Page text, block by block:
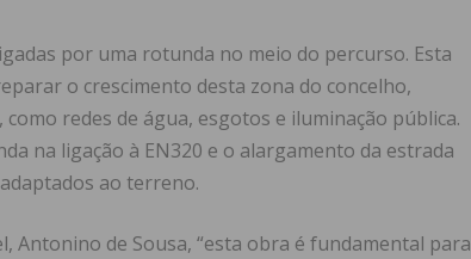
por uma rotunda no meio do percurso. Esta
o crescimento desta zona do concelho,
redes de água, esgotos e iluminação pública.
na ligação à EN320 e o alargamento da estrada
ao terreno.
Antonino de Sousa, “esta obra é fundamental para